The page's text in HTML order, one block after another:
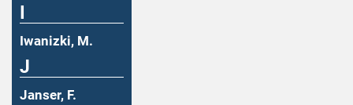
Iwanizki, M.
J
Janser, F.